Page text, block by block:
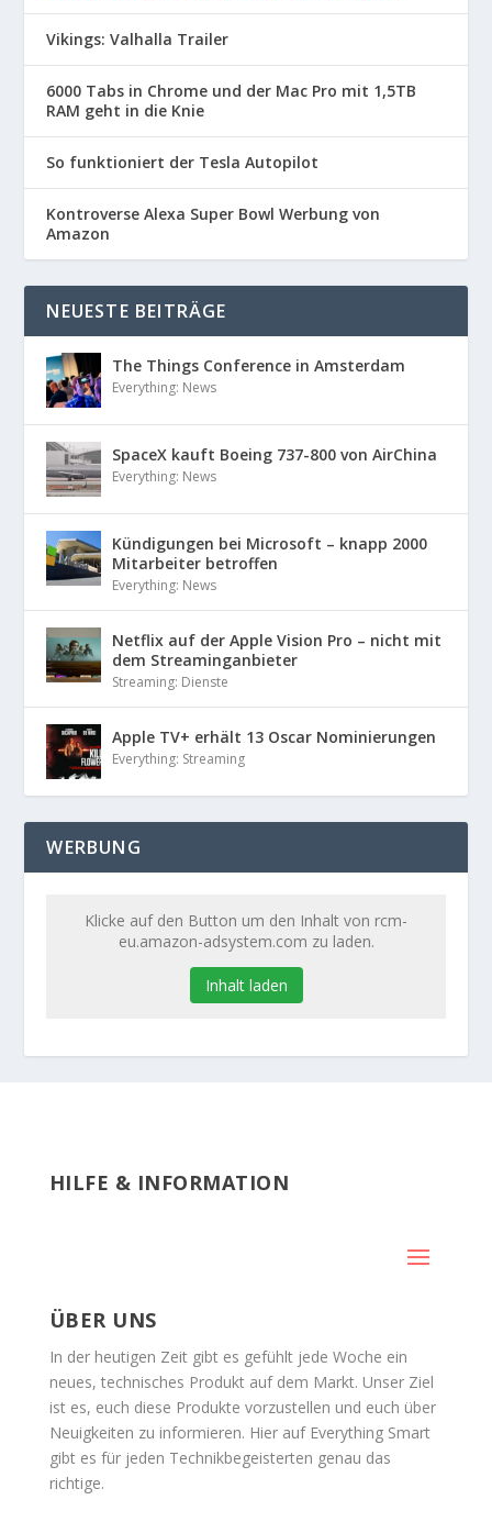
Vikings: Valhalla Trailer
6000 Tabs in Chrome und der Mac Pro mit 1,5TB
RAM geht in die Knie
So funktioniert der Tesla Autopilot
Kontroverse Alexa Super Bowl Werbung von
Amazon
NEUESTE BEITRÄGE
The Things Conference in Amsterdam
Everything: News
SpaceX kauft Boeing 737-800 von AirChina
Everything: News
Kündigungen bei Microsoft – knapp 2000
Mitarbeiter betroffen
Everything: News
Netflix auf der Apple Vision Pro – nicht mit
dem Streaminganbieter
Streaming: Dienste
Apple TV+ erhält 13 Oscar Nominierungen
Everything: Streaming
WERBUNG
Klicke auf den Button um den Inhalt von rcm-
eu.amazon-adsystem.com zu laden.
Inhalt laden
HILFE & INFORMATION
ÜBER UNS
In der heutigen Zeit gibt es gefühlt jede Woche ein
neues, technisches Produkt auf dem Markt. Unser Ziel
ist es, euch diese Produkte vorzustellen und euch über
Neuigkeiten zu informieren. Hier auf Everything Smart
gibt es für jeden Technikbegeisterten genau das
richtige.